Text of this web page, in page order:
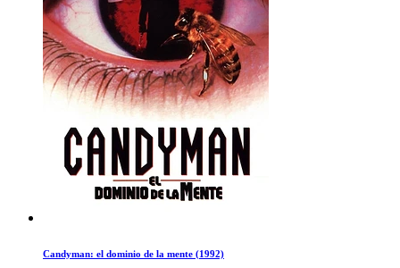
Candyman: el dominio de la mente (1992)